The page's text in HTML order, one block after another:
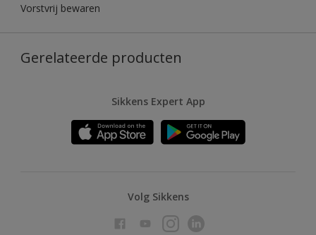
Vorstvrij bewaren
Gerelateerde producten
Sikkens Expert App
Volg Sikkens